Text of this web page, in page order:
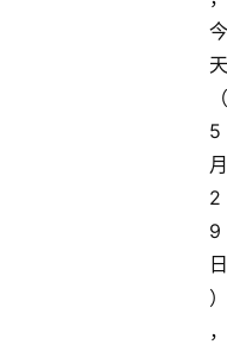
今
天
（
5
月
2
9
日
）
，